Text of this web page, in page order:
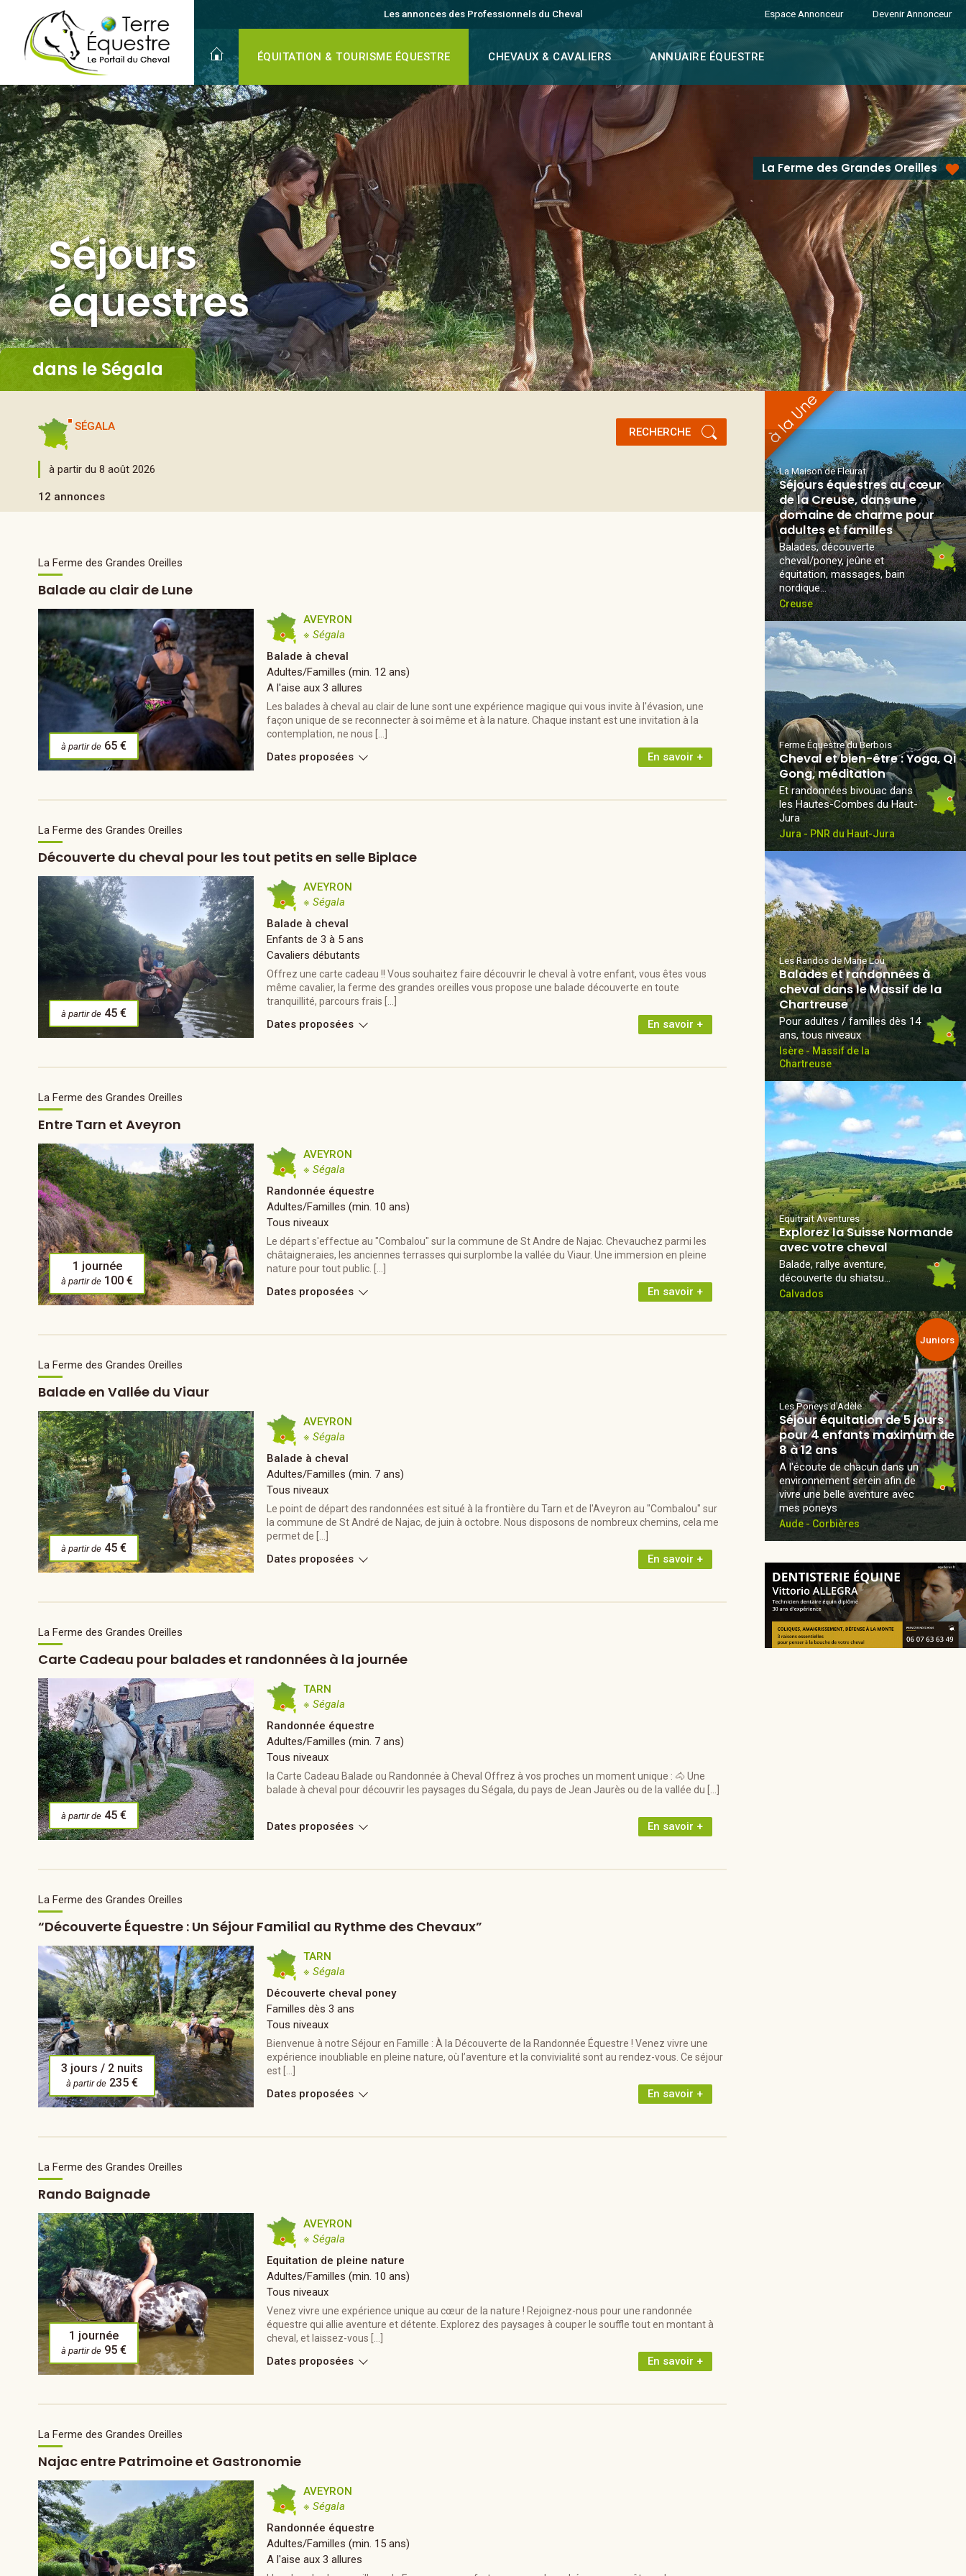
équestres Les annonces des Professionnels du Cheval
ÉQUITATION & TOURISME ÉQUESTRE CHEVAUX & CAVALIERS ANNUAIRE ÉQUESTRE
Espace Annonceur Devenir Annonceur
Séjours
équestres
dans le Ségala
La Ferme des Grandes Oreilles
RECHERCHE
SÉGALA
à partir du 8 août 2026
12 annonces
La Ferme des Grandes Oreilles
Balade au clair de Lune
à partir de 65 €
AVEYRON
※ Ségala
Balade à cheval
Adultes/Familles (min. 12 ans)
A l'aise aux 3 allures
Les balades à cheval au clair de lune sont une expérience magique qui vous invite à l'évasion, une
façon unique de se reconnecter à soi même et à la nature. Chaque instant est une invitation à la
contemplation, ne nous […]
En savoir +
Dates proposées
La Ferme des Grandes Oreilles
Découverte du cheval pour les tout petits en selle Biplace
à partir de 45 €
AVEYRON
※ Ségala
Balade à cheval
Enfants de 3 à 5 ans
Cavaliers débutants
Offrez une carte cadeau !! Vous souhaitez faire découvrir le cheval à votre enfant, vous êtes vous
même cavalier, la ferme des grandes oreilles vous propose une balade découverte en toute
tranquillité, parcours frais […]
En savoir +
Dates proposées
La Ferme des Grandes Oreilles
Entre Tarn et Aveyron
1 journée
à partir de 100 €
AVEYRON
※ Ségala
Randonnée équestre
Adultes/Familles (min. 10 ans)
Tous niveaux
Le départ s'effectue au "Combalou" sur la commune de St Andre de Najac. Chevauchez parmi les
châtaigneraies, les anciennes terrasses qui surplombe la vallée du Viaur. Une immersion en pleine
nature pour tout public. […]
En savoir +
Dates proposées
La Ferme des Grandes Oreilles
Balade en Vallée du Viaur
à partir de 45 €
AVEYRON
※ Ségala
Balade à cheval
Adultes/Familles (min. 7 ans)
Tous niveaux
Le point de départ des randonnées est situé à la frontière du Tarn et de l'Aveyron au "Combalou" sur
la commune de St André de Najac, de juin à octobre. Nous disposons de nombreux chemins, cela me
permet de […]
En savoir +
Dates proposées
La Ferme des Grandes Oreilles
Carte Cadeau pour balades et randonnées à la journée
à partir de 45 €
TARN
※ Ségala
Randonnée équestre
Adultes/Familles (min. 7 ans)
Tous niveaux
la Carte Cadeau Balade ou Randonnée à Cheval Offrez à vos proches un moment unique : 🐴 Une
balade à cheval pour découvrir les paysages du Ségala, du pays de Jean Jaurès ou de la vallée du […]
En savoir +
Dates proposées
La Ferme des Grandes Oreilles
“Découverte Équestre : Un Séjour Familial au Rythme des Chevaux”
3 jours / 2 nuits
à partir de 235 €
TARN
※ Ségala
Découverte cheval poney
Familles dès 3 ans
Tous niveaux
Bienvenue à notre Séjour en Famille : À la Découverte de la Randonnée Équestre ! Venez vivre une
expérience inoubliable en pleine nature, où l’aventure et la convivialité sont au rendez-vous. Ce séjour
est […]
En savoir +
Dates proposées
La Ferme des Grandes Oreilles
Rando Baignade
1 journée
à partir de 95 €
AVEYRON
※ Ségala
Equitation de pleine nature
Adultes/Familles (min. 10 ans)
Tous niveaux
Venez vivre une expérience unique au cœur de la nature ! Rejoignez-nous pour une randonnée
équestre qui allie aventure et détente. Explorez des paysages à couper le souffle tout en montant à
cheval, et laissez-vous […]
En savoir +
Dates proposées
La Ferme des Grandes Oreilles
Najac entre Patrimoine et Gastronomie
AVEYRON
※ Ségala
Randonnée équestre
Adultes/Familles (min. 15 ans)
A l'aise aux 3 allures
La Maison de Fleurat
Séjours équestres au cœur
de la Creuse, dans une
domaine de charme pour
adultes et familles
Balades, découverte
cheval/poney, jeûne et
équitation, massages, bain
nordique...
Creuse
Ferme Équestre du Berbois
Cheval et bien-être : Yoga, Qi
Gong, méditation
Et randonnées bivouac dans
les Hautes-Combes du Haut-
Jura
Jura - PNR du Haut-Jura
Les Randos de Marie Lou
Balades et randonnées à
cheval dans le Massif de la
Chartreuse
Pour adultes / familles dès 14
ans, tous niveaux
Isère - Massif de la
Chartreuse
Equitrait Aventures
Explorez la Suisse Normande
avec votre cheval
Balade, rallye aventure,
découverte du shiatsu…
Calvados
Juniors
Les Poneys d'Adèle
Séjour équitation de 5 jours
pour 4 enfants maximum de
8 à 12 ans
A l'écoute de chacun dans un
environnement serein afin de
vivre une belle aventure avec
mes poneys
Aude - Corbières